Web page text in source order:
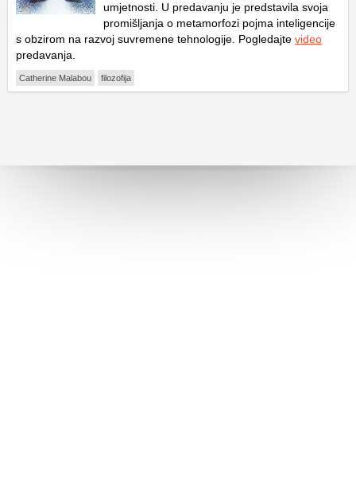
umjetnosti. U predavanju je predstavila svoja
promišljanja o metamorfozi pojma inteligencije
s obzirom na razvoj suvremene tehnologije. Pogledajte video
predavanja.
Catherine Malabou filozofija